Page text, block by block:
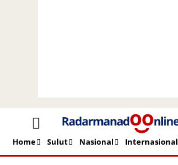
Home Sulut Nasional Internasional
Beranda Sulut Minut